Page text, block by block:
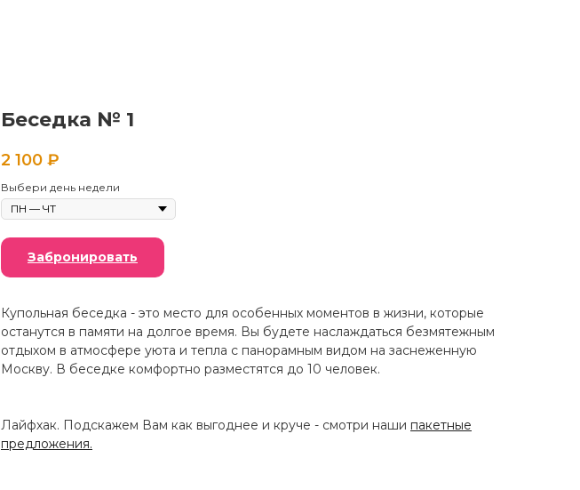
Беседка № 1
2 100 ₽
Выбери день недели
Забронировать
Купольная беседка - это место для особенных моментов в жизни, которые
останутся в памяти на долгое время. Вы будете наслаждаться безмятежным
отдыхом в атмосфере уюта и тепла с панорамным видом на заснеженную
Москву. В беседке комфортно разместятся до 10 человек.
Лайфхак. Подскажем Вам как выгоднее и круче - смотри наши пакетные
предложения.